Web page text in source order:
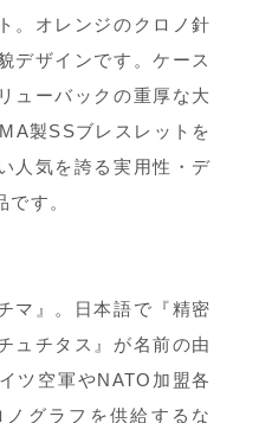
。オレンジのクロノ針
デザインです。ケース
ューバックの重厚な大
製SSブレスレットを
人気を誇る実用性・デ
す。
マ』。日本語で『精密
ュチタス』が名前の由
ツ空軍やNATO加盟各
グラフを供給するな